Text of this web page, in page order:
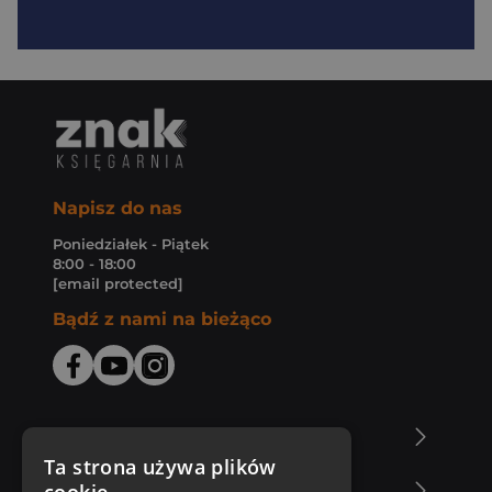
Napisz do nas
Poniedziałek - Piątek
8:00 - 18:00
[email protected]
Bądź z nami na bieżąco
Ta strona używa plików